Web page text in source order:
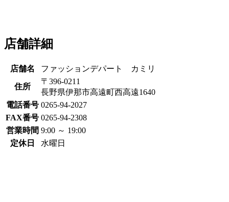
店舗詳細
店舗名 ファッションデパート カミリ
住所
〒396-0211
長野県伊那市高遠町西高遠1640
電話番号 0265-94-2027
FAX番号 0265-94-2308
営業時間 9:00 ～ 19:00
定休日
水曜日